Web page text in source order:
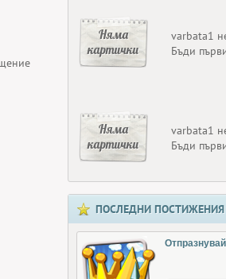
Няма
картички
varbata1
Бъди
Няма
картички
varbata1
Бъди
ПОСЛЕДНИ ПОСТИЖЕНИЯ